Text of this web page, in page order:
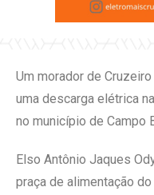
Um morador de
uma descarga elétrica
no município de Campo
Elso Antônio Jaques
praça de alimentação